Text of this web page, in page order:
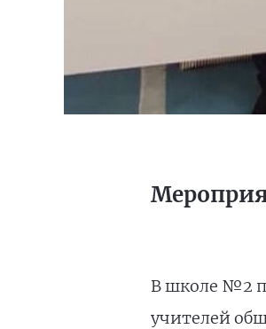
В школе №2
учителей